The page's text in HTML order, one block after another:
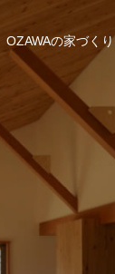
OZAWAの家づくり